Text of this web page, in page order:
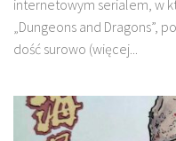
internetowym serialem, w
„Dungeons and Dragons”,
dość surowo (więcej...